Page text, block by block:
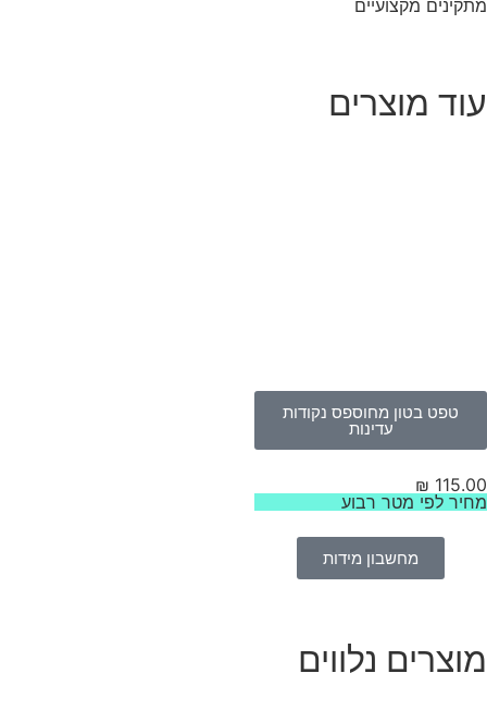
מקצועיים
מוצרים
טפט בטון מחוספס נקודות
עדינות
₪
לפי מטר רבוע
מחשבון מידות
נלווים